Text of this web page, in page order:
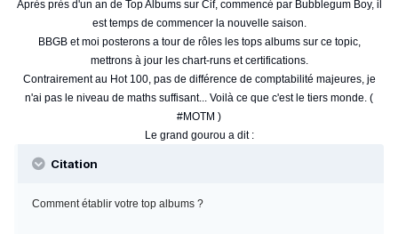
Après près d'un an de Top Albums sur Cif, commencé par Bubblegum Boy, il
est temps de commencer la nouvelle saison.
BBGB et moi posterons a tour de rôles les tops albums sur ce topic,
mettrons à jour les chart-runs et certifications.
Contrairement au Hot 100, pas de différence de comptabilité majeures, je
n'ai pas le niveau de maths suffisant... Voilà ce que c'est le tiers monde. (
#MOTM )
Le grand gourou a dit :
Citation
Comment établir votre top albums ?